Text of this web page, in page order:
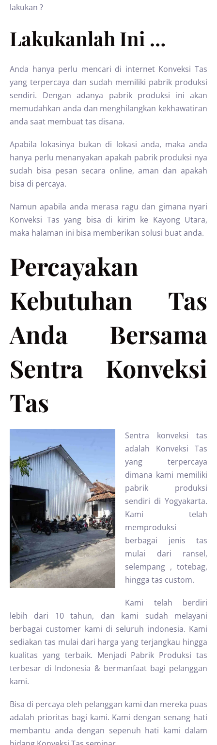
lakukan ?
Lakukanlah Ini …
Anda hanya perlu mencari di internet Konveksi Tas
yang terpercaya dan sudah memiliki pabrik produksi
sendiri. Dengan adanya pabrik produksi ini akan
memudahkan anda dan menghilangkan kekhawatiran
anda saat membuat tas disana.
Apabila lokasinya bukan di lokasi anda, maka anda
hanya perlu menanyakan apakah pabrik produksi nya
sudah bisa pesan secara online, aman dan apakah
bisa di percaya.
Namun apabila anda merasa ragu dan gimana nyari
Konveksi Tas yang bisa di kirim ke Kayong Utara,
maka halaman ini bisa memberikan solusi buat anda.
Percayakan
Kebutuhan Tas
Anda Bersama
Sentra Konveksi
Tas
Sentra konveksi tas
adalah Konveksi Tas
yang terpercaya
dimana kami memiliki
pabrik produksi
sendiri di Yogyakarta.
Kami telah
memproduksi
berbagai jenis tas
mulai dari ransel,
selempang , totebag,
hingga tas custom.
Kami telah berdiri
lebih dari 10 tahun, dan kami sudah melayani
berbagai customer kami di seluruh indonesia. Kami
sediakan tas mulai dari harga yang terjangkau hingga
kualitas yang terbaik. Menjadi Pabrik Produksi tas
terbesar di Indonesia & bermanfaat bagi pelanggan
kami.
Bisa di percaya oleh pelanggan kami dan mereka puas
adalah prioritas bagi kami. Kami dengan senang hati
membantu anda dengan sepenuh hati kami dalam